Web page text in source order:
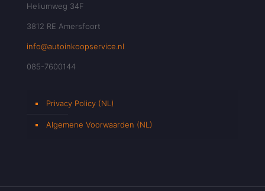
Heliumweg 34F
3812 RE Amersfoort
info@autoinkoopservice.nl
085-7600144
Privacy Policy (NL)
Algemene Voorwaarden (NL)